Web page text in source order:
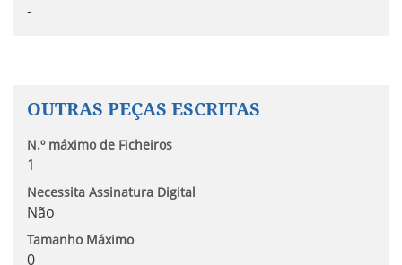
-
OUTRAS PEÇAS ESCRITAS
N.º máximo de Ficheiros
1
Necessita Assinatura Digital
Não
Tamanho Máximo
0